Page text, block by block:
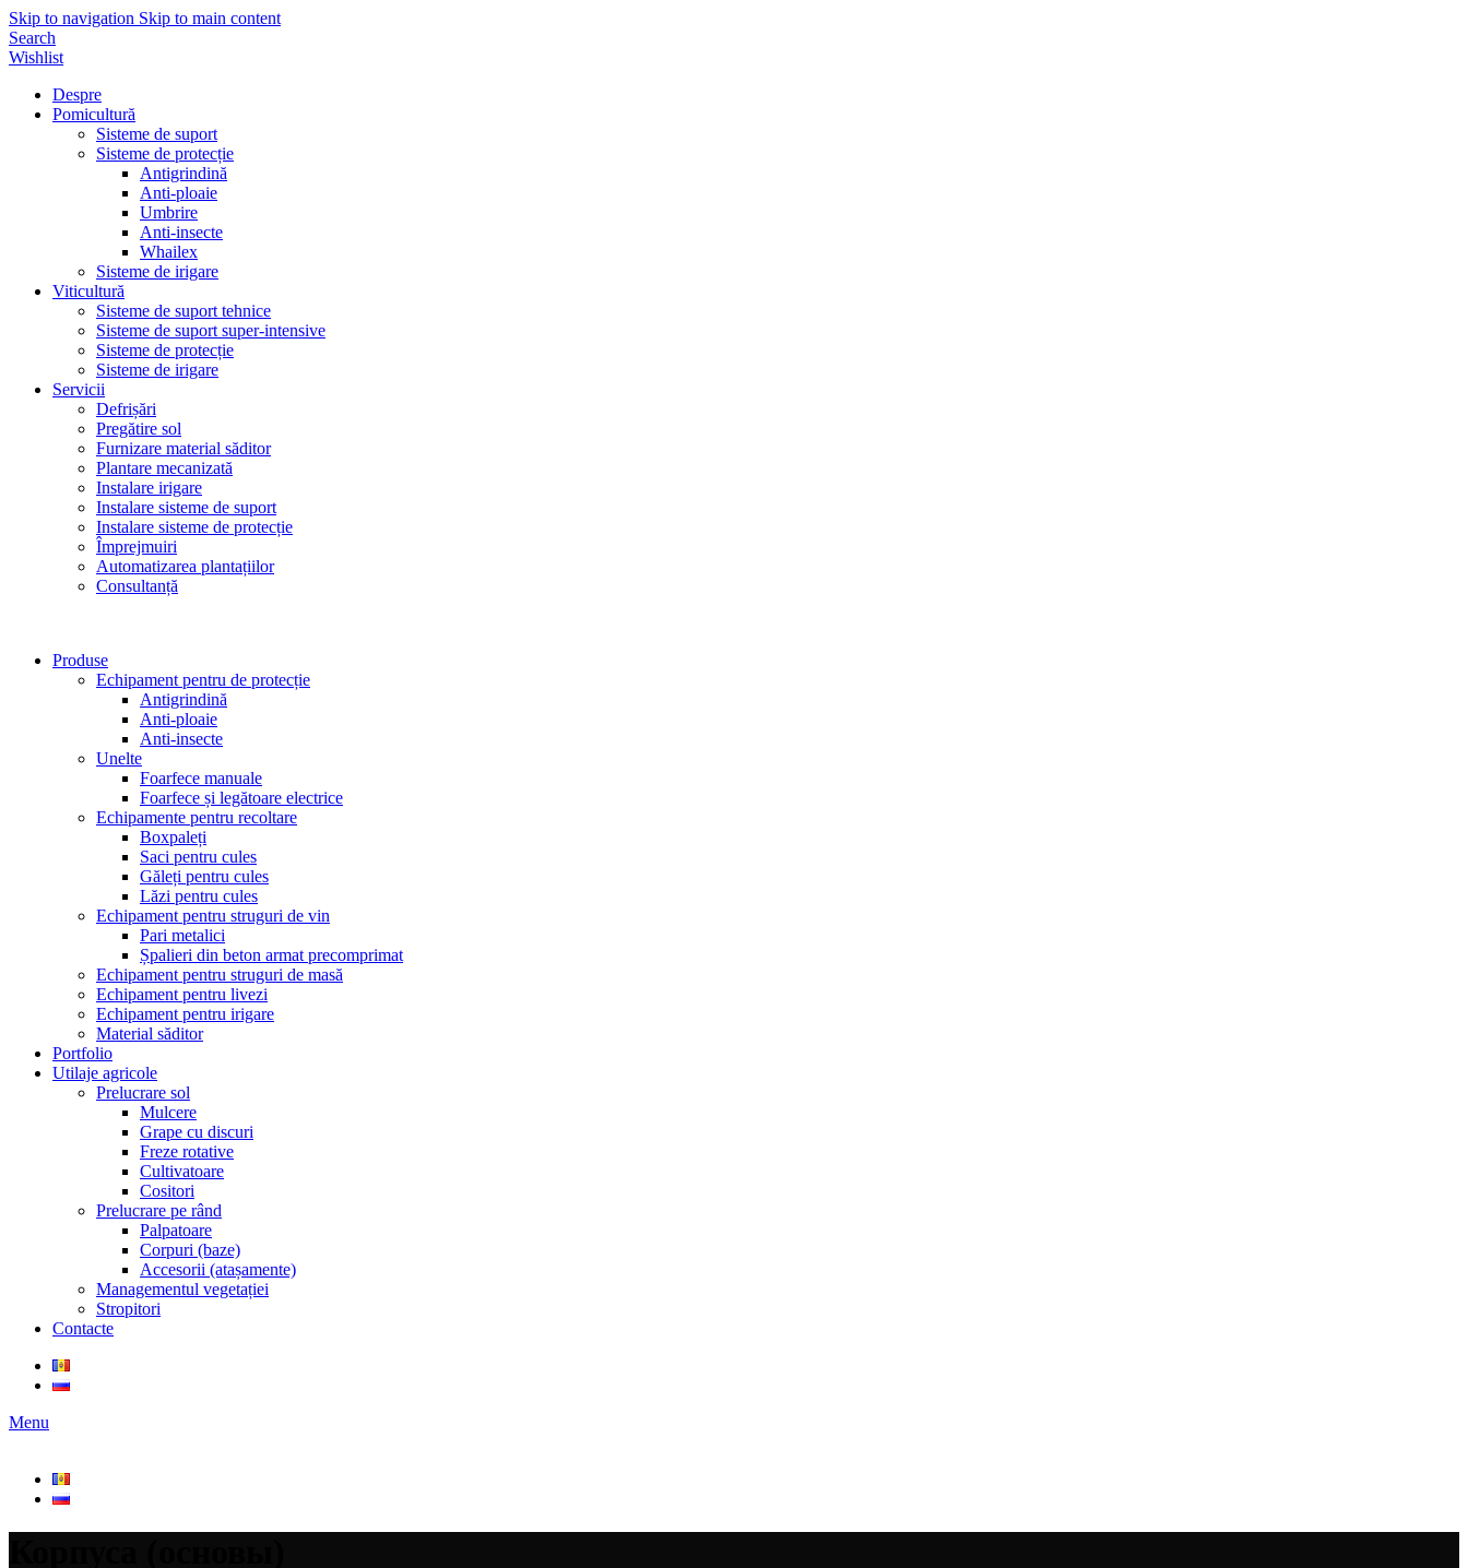
Skip to navigation Skip to main content
Search
Wishlist
Despre
Pomicultură
Sisteme de suport
Sisteme de protecție
Antigrindină
Anti-ploaie
Umbrire
Anti-insecte
Whailex
Sisteme de irigare
Viticultură
Sisteme de suport tehnice
Sisteme de suport super-intensive
Sisteme de protecție
Sisteme de irigare
Servicii
Defrișări
Pregătire sol
Furnizare material săditor
Plantare mecanizată
Instalare irigare
Instalare sisteme de suport
Instalare sisteme de protecție
Împrejmuiri
Automatizarea plantațiilor
Consultanță
Produse
Echipament pentru de protecție
Antigrindină
Anti-ploaie
Anti-insecte
Unelte
Foarfece manuale
Foarfece și legătoare electrice
Echipamente pentru recoltare
Boxpaleți
Saci pentru cules
Găleți pentru cules
Lăzi pentru cules
Echipament pentru struguri de vin
Pari metalici
Șpalieri din beton armat precomprimat
Echipament pentru struguri de masă
Echipament pentru livezi
Echipament pentru irigare
Material săditor
Portfolio
Utilaje agricole
Prelucrare sol
Mulcere
Grape cu discuri
Freze rotative
Cultivatoare
Cositori
Prelucrare pe rând
Palpatoare
Corpuri (baze)
Accesorii (atașamente)
Managementul vegetației
Stropitori
Contacte
Menu